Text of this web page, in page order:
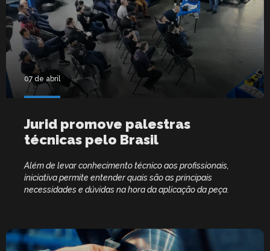
07 de abril
Jurid promove palestras
técnicas pelo Brasil
Além de levar conhecimento técnico aos profissionais,
iniciativa permite entender quais são as principais
necessidades e dúvidas na hora da aplicação da peça.